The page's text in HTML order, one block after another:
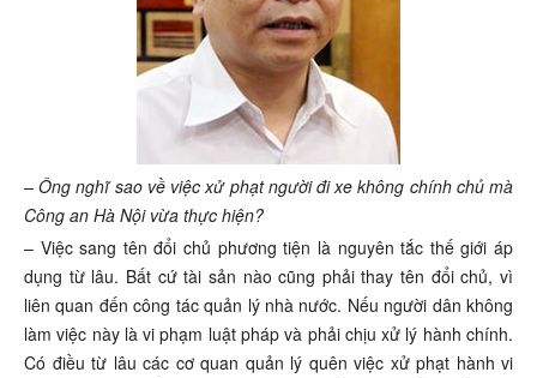
– Ông nghĩ sao về việc xử phạt người đi xe không chính chủ mà
Công an Hà Nội vừa thực hiện?
– Việc sang tên đổi chủ phương tiện là nguyên tắc thế giới áp
dụng từ lâu. Bất cứ tài sản nào cũng phải thay tên đổi chủ, vì
liên quan đến công tác quản lý nhà nước. Nếu người dân không
làm việc này là vi phạm luật pháp và phải chịu xử lý hành chính.
Có điều từ lâu các cơ quan quản lý quên việc xử phạt hành vi